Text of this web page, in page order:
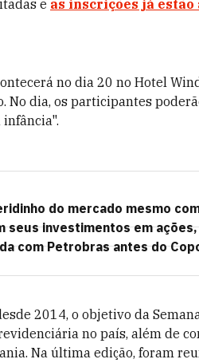
e as inscrições já estão
no dia 20 no Hotel
No dia, os participantes
do mercado mesmo
seus investimentos em
com Petrobras antes do
2014, o objetivo da
no país, além de
Na última edição, foram